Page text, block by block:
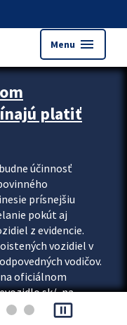
Menu menu
platiť
účinnosť
prísnejšiu
pokút aj
z evidencie.
vozidiel v
vodičov.
oficiálnom
, na
overiť si...
pause_presentation